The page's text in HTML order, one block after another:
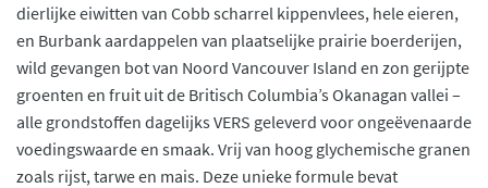
dierlijke eiwitten van Cobb scharrel kippenvlees, hele eieren,
en Burbank aardappelen van plaatselijke prairie boerderijen,
wild gevangen bot van Noord Vancouver Island en zon gerijpte
groenten en fruit uit de Britisch Columbia’s Okanagan vallei –
alle grondstoffen dagelijks VERS geleverd voor ongeëvenaarde
voedingswaarde en smaak. Vrij van hoog glychemische granen
zoals rijst, tarwe en mais. Deze unieke formule bevat